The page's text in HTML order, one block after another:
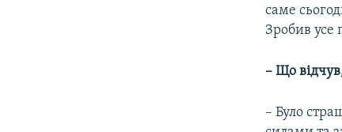
саме
Зробив усе
– Що
– Було